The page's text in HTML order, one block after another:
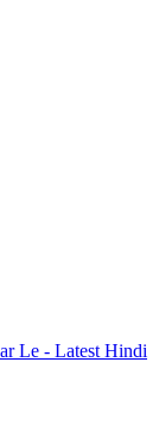
Le - Latest Hindi